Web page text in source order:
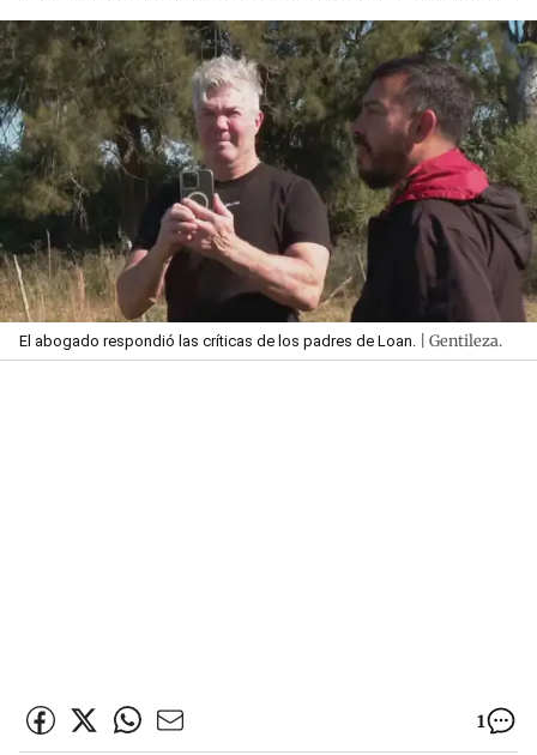
El abogado respondió las críticas de los padres de Loan. | Gentileza.
1